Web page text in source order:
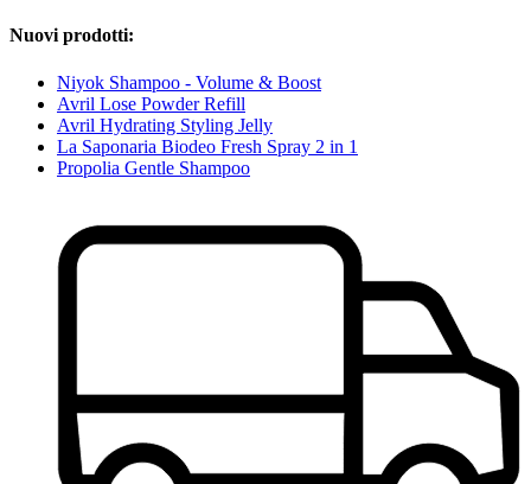
Nuovi prodotti:
Niyok Shampoo - Volume & Boost
Avril Lose Powder Refill
Avril Hydrating Styling Jelly
La Saponaria Biodeo Fresh Spray 2 in 1
Propolia Gentle Shampoo